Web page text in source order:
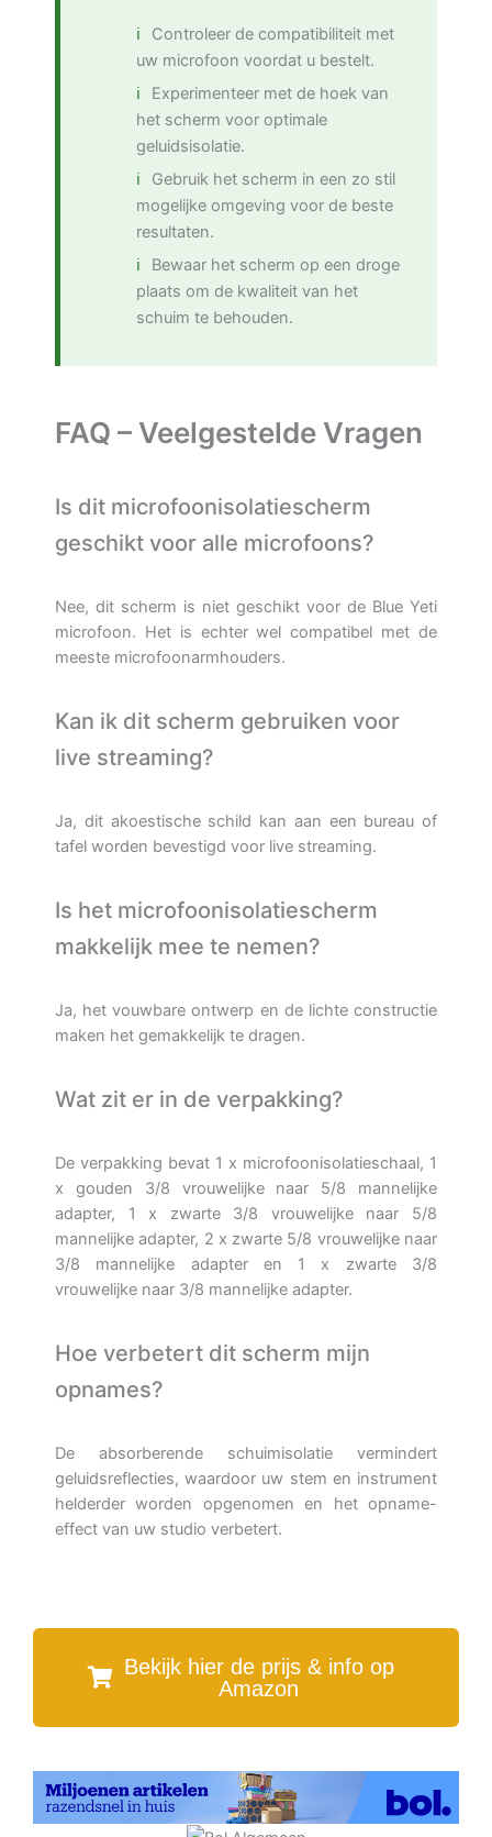
Controleer de compatibiliteit met
uw microfoon voordat u bestelt.
Experimenteer met de hoek van
het scherm voor optimale
geluidsisolatie.
Gebruik het scherm in een zo stil
mogelijke omgeving voor de beste
resultaten.
Bewaar het scherm op een droge
plaats om de kwaliteit van het
schuim te behouden.
FAQ – Veelgestelde Vragen
Is dit microfoonisolatiescherm
geschikt voor alle microfoons?
Nee, dit scherm is niet geschikt voor de Blue Yeti
microfoon. Het is echter wel compatibel met de
meeste microfoonarmhouders.
Kan ik dit scherm gebruiken voor
live streaming?
Ja, dit akoestische schild kan aan een bureau of
tafel worden bevestigd voor live streaming.
Is het microfoonisolatiescherm
makkelijk mee te nemen?
Ja, het vouwbare ontwerp en de lichte constructie
maken het gemakkelijk te dragen.
Wat zit er in de verpakking?
De verpakking bevat 1 x microfoonisolatieschaal, 1
x gouden 3/8 vrouwelijke naar 5/8 mannelijke
adapter, 1 x zwarte 3/8 vrouwelijke naar 5/8
mannelijke adapter, 2 x zwarte 5/8 vrouwelijke naar
3/8 mannelijke adapter en 1 x zwarte 3/8
vrouwelijke naar 3/8 mannelijke adapter.
Hoe verbetert dit scherm mijn
opnames?
De absorberende schuimisolatie vermindert
geluidsreflecties, waardoor uw stem en instrument
helderder worden opgenomen en het opname-
effect van uw studio verbetert.
Bekijk hier de prijs & info op
Amazon